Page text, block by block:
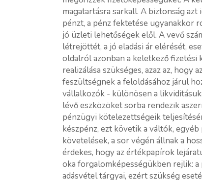
magatartásra sarkall. A biztonság
pénzt, a pénz fektetése ugyanakkor
jó üzleti lehetőségek elől. A vevő
létrejöttét, a jó eladási ár elérését,
oldalról azonban a keletkező
realizálása szükséges, azaz az, hogy
feszültségnek a feloldásához járul
vállalkozók - különösen a
lévő eszközöket sorba rendezik
pénzügyi kötelezettségeik
készpénz, ezt követik a váltók,
követelések, a sor végén állnak a
érdekes, hogy az értékpapírok
oka forgalomképességükben rejlik:
adásvétel tárgyai, ezért szükség